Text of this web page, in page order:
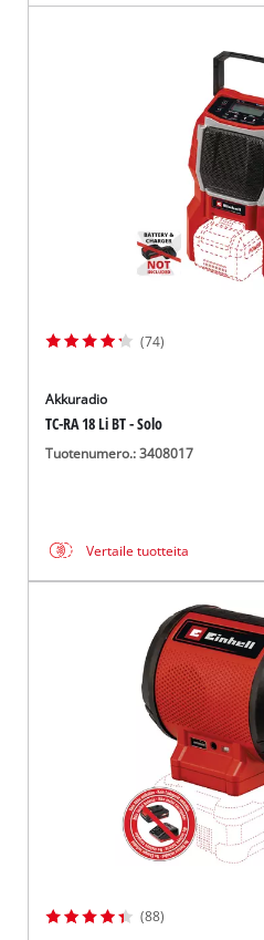
(74)
Akkuradio
TC-RA 18 Li BT - Solo
Tuotenumero.: 3408017
Vertaile tuotteita
(88)